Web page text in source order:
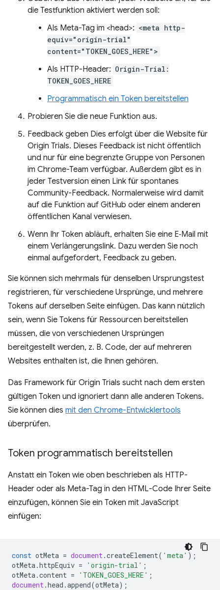
die Testfunktion aktiviert werden soll:
Als Meta-Tag im <head>: <meta http-
equiv="origin-trial"
content="TOKEN_GOES_HERE">
Als HTTP-Header: Origin-Trial:
TOKEN_GOES_HERE
Programmatisch ein Token bereitstellen
Probieren Sie die neue Funktion aus.
Feedback geben Dies erfolgt über die Website für
Origin Trials. Dieses Feedback ist nicht öffentlich
und nur für eine begrenzte Gruppe von Personen
im Chrome-Team verfügbar. Außerdem gibt es in
jeder Testversion einen Link für spontanes
Community-Feedback. Normalerweise wird damit
auf die Funktion auf GitHub oder einem anderen
öffentlichen Kanal verwiesen.
Wenn Ihr Token abläuft, erhalten Sie eine E‑Mail mit
einem Verlängerungslink. Dazu werden Sie noch
einmal aufgefordert, Feedback zu geben.
Sie können sich mehrmals für denselben Ursprungstest
registrieren, für verschiedene Ursprünge, und mehrere
Tokens auf derselben Seite einfügen. Das kann nützlich
sein, wenn Sie Tokens für Ressourcen bereitstellen
müssen, die von verschiedenen Ursprüngen
bereitgestellt werden, z. B. Code, der auf mehreren
Websites enthalten ist, die Ihnen gehören.
Das Framework für Origin Trials sucht nach dem ersten
gültigen Token und ignoriert dann alle anderen Tokens.
Sie können dies mit den Chrome-Entwicklertools
überprüfen.
Token programmatisch bereitstellen
Anstatt ein Token wie oben beschrieben als HTTP-
Header oder als Meta-Tag in den HTML-Code Ihrer Seite
einzufügen, können Sie ein Token mit JavaScript
einfügen:
const otMeta = document.createElement( 'meta' );
otMeta.httpEquiv = 'origin-trial' ;
otMeta.content = 'TOKEN_GOES_HERE' ;
document.head .append(otMeta);